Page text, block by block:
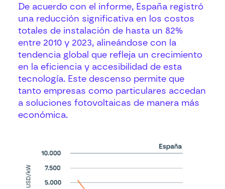
De acuerdo con el informe, España registró
una reducción significativa en los costos
totales de instalación de hasta un 82%
entre 2010 y 2023, alineándose con la
tendencia global que refleja un crecimiento
en la eficiencia y accesibilidad de esta
tecnología. Este descenso permite que
tanto empresas como particulares accedan
a soluciones fotovoltaicas de manera más
económica.